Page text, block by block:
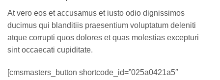
At vero eos et accusamus et iusto odio dignissimos
ducimus qui blanditiis praesentium voluptatum deleniti
atque corrupti quos dolores et quas molestias excepturi
sint occaecati cupiditate.
[cmsmasters_button shortcode_id=”025a0421a5″